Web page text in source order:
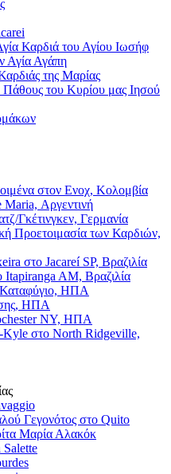
Καρδιά του Αγίου Ιωσήφ
Αγία Αγάπη
της Μαρίας
Πάθους του Κυρίου μας Ιησού
στον Ενοχ, Κολομβία
Αργεντινή
Γκέτινγκεν, Γερμανία
Προετοιμασία των Καρδιών,
στο Jacareí SP, Βραζιλία
AM, Βραζιλία
Καταφύγιο, ΗΠΑ
ΗΠΑ
NY, ΗΠΑ
Kyle στο North Ridgeville,
Γεγονότος στο Quito
Μαρία Αλακόκ
Salette